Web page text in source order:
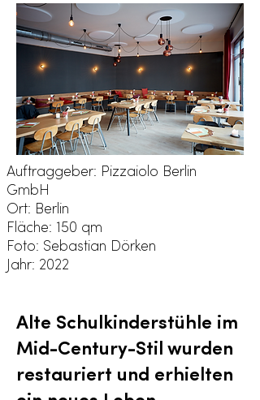
Auftraggeber: Pizzaiolo Berlin
GmbH
Ort: Berlin
Fläche: 150 qm
Foto: Sebastian Dörken
Jahr: 2022
Alte Schulkinderstühle im
Mid-Century-Stil wurden
restauriert und erhielten